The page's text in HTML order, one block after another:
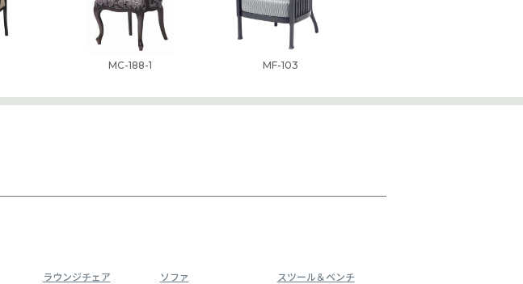
MC-188-1 MF-103
ラウンジチェア ソファ
スツール＆ベンチ